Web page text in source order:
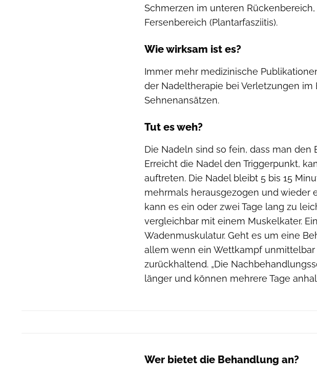
Schmerzen im unteren
Fersenbereich (Plantarfasziitis).
Wie wirksam ist es?
Immer mehr medizinische
der Nadeltherapie bei Verletzungen
Sehnenansätzen.
Tut es weh?
Die Nadeln sind so fein, dass man den
Erreicht die Nadel den Triggerpunkt,
auftreten. Die Nadel bleibt 5 bis 15
mehrmals herausgezogen und wieder
kann es ein oder zwei Tage lang zu
vergleichbar mit einem Muskelkater.
Wadenmuskulatur. Geht es um eine
allem wenn ein Wettkampf
zurückhaltend. „Die
länger und können mehrere Tage
Wer bietet die Behandlung an?